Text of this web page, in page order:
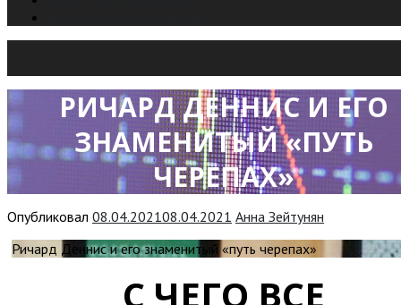
РИЧАРД ДЕННИС И ЕГО
ЗНАМЕНИТЫЙ «ПУТЬ
ЧЕРЕПАХ»
Опубликовал 08.04.202108.04.2021 Анна Зейтунян
Ричард Деннис и его знаменитый «путь черепах»
С ЧЕГО ВСЕ